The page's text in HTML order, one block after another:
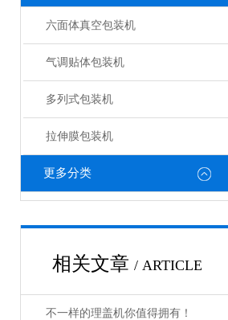
六面体真空包装机
气调贴体包装机
多列式包装机
拉伸膜包装机
更多分类
相关文章 / ARTICLE
不一样的理盖机你值得拥有！